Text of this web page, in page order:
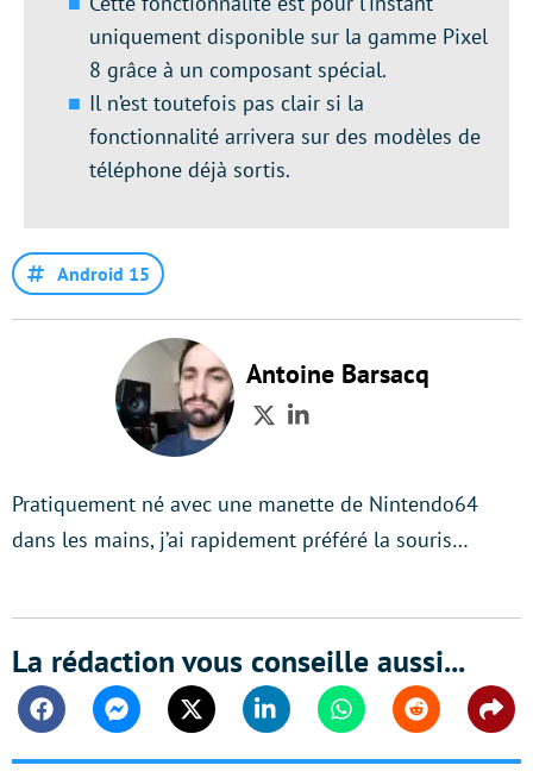
uniquement disponible sur la gamme Pixel
8 grâce à un composant spécial.
Il n’est toutefois pas clair si la
fonctionnalité arrivera sur des modèles de
téléphone déjà sortis.
Android 15
Antoine Barsacq
TwitterLinkedIn
Pratiquement né avec une manette de Nintendo64
dans les mains, j’ai rapidement préféré la souris…
La rédaction vous conseille aussi...
FacebookMessengerTwitter Linkedin WhatsappReddit